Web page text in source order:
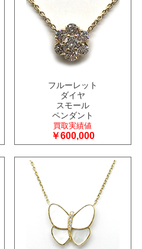
フルーレット
ダイヤ
スモール
ペンダント
買取実績値
￥600,000